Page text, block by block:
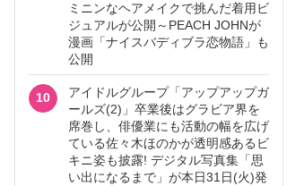
ミニンなヘアメイクで挑んだ着用ビ
ジュアルが公開～PEACH JOHNが
漫画「ナイスバディブラ恋物語」も
公開
10
アイドルグループ「アップアップガ
ールズ(2)」卒業後はグラビア界を
席巻し、俳優業にも活動の幅を広げ
ている佐々木ほのかが透明感あるビ
キニ姿も披露! デジタル写真集「思
い出になるまで」が本日31日(火)発